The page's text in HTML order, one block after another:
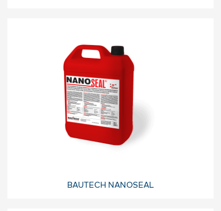
BAUTECH NANOSEAL